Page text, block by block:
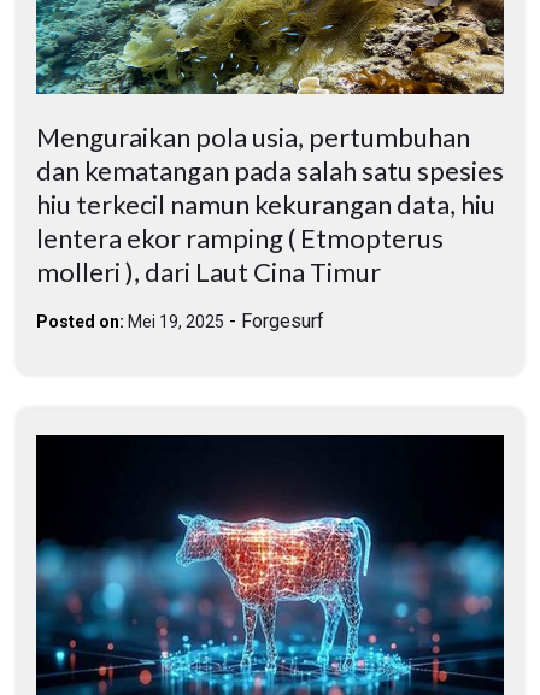
Menguraikan pola usia, pertumbuhan
dan kematangan pada salah satu spesies
hiu terkecil namun kekurangan data, hiu
lentera ekor ramping ( Etmopterus
molleri ), dari Laut Cina Timur
Posted on: Mei 19, 2025 - Forgesurf